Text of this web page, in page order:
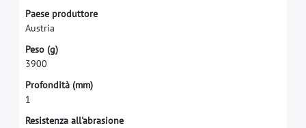
Paese produttore
Austria
Peso (g)
3900
Profondità (mm)
1
Resistenza all'abrasione